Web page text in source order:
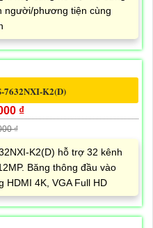
người/phương tiện cùng
7632NXI-K2(D)
₫
₫
K2(D) hỗ trợ 32 kênh
Băng thông đầu vào
HDMI 4K, VGA Full HD